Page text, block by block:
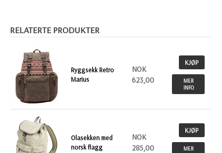
RELATERTE PRODUKTER
Ryggsekk Retro
Marius
NOK
623,00
KJØP
MER
INFO
Olasekken med
norsk flagg
NOK
285,00
KJØP
MER